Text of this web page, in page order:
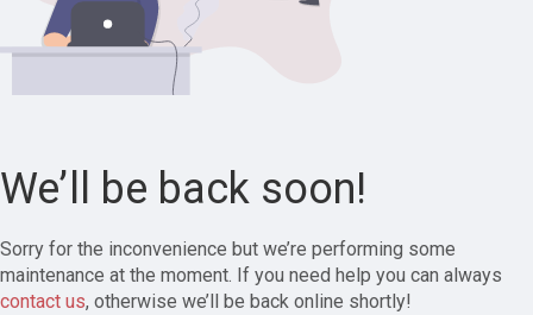
We’ll be back soon!
Sorry for the inconvenience but we’re performing some
maintenance at the moment. If you need help you can always
contact us, otherwise we’ll be back online shortly!